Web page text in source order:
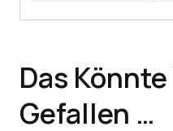
Das
Gefallen …